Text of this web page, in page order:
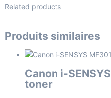
Related products
Produits similaires
Canon i-
toner